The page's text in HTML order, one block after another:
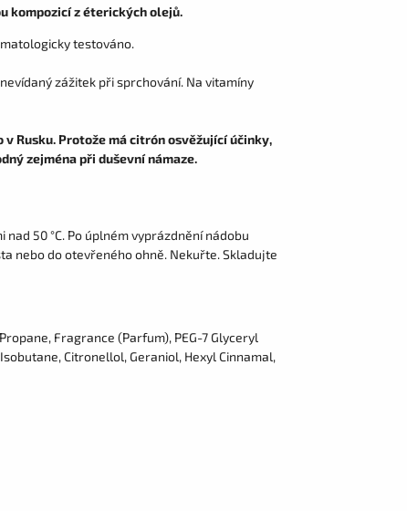
kompozicí z éterických olejů.
testováno.
zážitek při sprchování. Na vitamíny
Rusku. Protože má citrón osvěžující účinky,
zejména při duševní námaze.
50 °C. Po úplném vyprázdnění nádobu
nebo do otevřeného ohně. Nekuřte. Skladujte
Fragrance (Parfum), PEG-7 Glyceryl
Citronellol, Geraniol, Hexyl Cinnamal,